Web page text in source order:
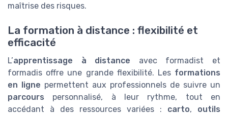
maîtrise des risques.
La formation à distance : flexibilité et
efficacité
L’apprentissage à distance avec formadist et
formadis offre une grande flexibilité. Les formations
en ligne permettent aux professionnels de suivre un
parcours personnalisé, à leur rythme, tout en
accédant à des ressources variées : carto, outils